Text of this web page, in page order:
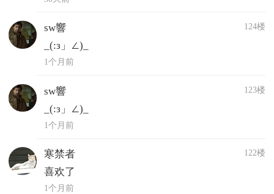
sw響 124楼
_(:з」∠)_
1个月前
sw響 123楼
_(:з」∠)_
1个月前
寒禁者 122楼
喜欢了
1个月前